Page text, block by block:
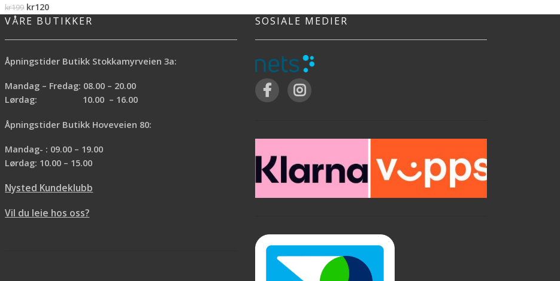
kr199 kr120
VÅRE BUTIKKER
Åpningstider Butikk Stokkamyrveien 3a:
Mandag – Fredag: 08.00 – 20.00
Lørdag: 10.00 – 16.00
Åpningstider Butikk Hoveveien 80:
Mandag- : 09.00 – 19.00
Lørdag: 10.00 – 15.00
Nysted Kundeklubb
Vil du leie hos oss?
SOSIALE MEDIER